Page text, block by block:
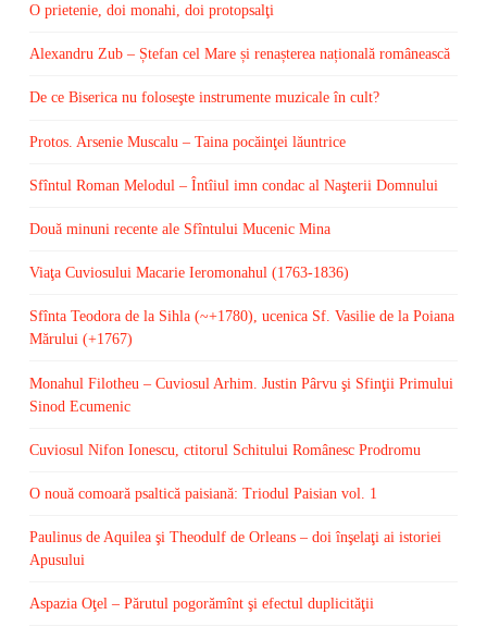
O prietenie, doi monahi, doi protopsalţi
Alexandru Zub – Ștefan cel Mare și renașterea națională românească
De ce Biserica nu foloseşte instrumente muzicale în cult?
Protos. Arsenie Muscalu – Taina pocăinţei lăuntrice
Sfîntul Roman Melodul – Întîiul imn condac al Naşterii Domnului
Două minuni recente ale Sfîntului Mucenic Mina
Viaţa Cuviosului Macarie Ieromonahul (1763-1836)
Sfînta Teodora de la Sihla (~+1780), ucenica Sf. Vasilie de la Poiana
Mărului (+1767)
Monahul Filotheu – Cuviosul Arhim. Justin Pârvu şi Sfinţii Primului
Sinod Ecumenic
Cuviosul Nifon Ionescu, ctitorul Schitului Românesc Prodromu
O nouă comoară psaltică paisiană: Triodul Paisian vol. 1
Paulinus de Aquilea şi Theodulf de Orleans – doi înşelaţi ai istoriei
Apusului
Aspazia Oţel – Părutul pogorămînt şi efectul duplicităţii